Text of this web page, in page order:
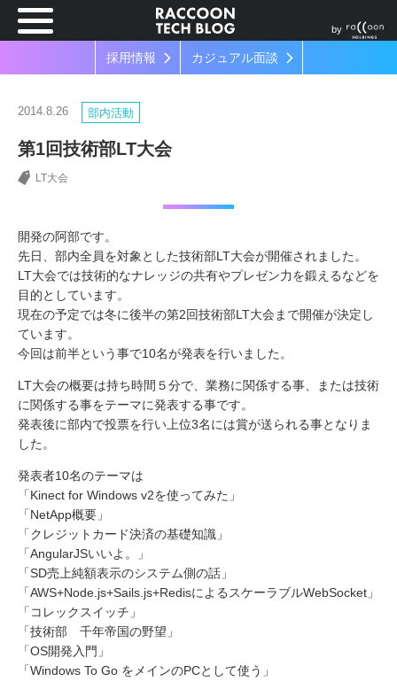
by
採用情報 カジュアル面談
2014.8.26 部内活動
第1回技術部LT大会
LT大会
開発の阿部です。
先日、部内全員を対象とした技術部LT大会が開催されました。
LT大会では技術的なナレッジの共有やプレゼン力を鍛えるなどを
目的としています。
現在の予定では冬に後半の第2回技術部LT大会まで開催が決定し
ています。
今回は前半という事で10名が発表を行いました。
LT大会の概要は持ち時間５分で、業務に関係する事、または技術
に関係する事をテーマに発表する事です。
発表後に部内で投票を行い上位3名には賞が送られる事となりま
した。
発表者10名のテーマは
「Kinect for Windows v2を使ってみた」
「NetApp概要」
「クレジットカード決済の基礎知識」
「AngularJSいいよ。」
「SD売上純額表示のシステム側の話」
「AWS+Node.js+Sails.js+RedisによるスケーラブルWebSocket」
「コレックスイッチ」
「技術部 千年帝国の野望」
「OS開発入門」
「Windows To Go をメインのPCとして使う」